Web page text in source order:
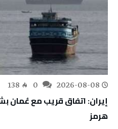
2026-08-08
138
إيران: اتفاق قريب مع
هرمز